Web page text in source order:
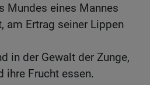
Mundes eines Mannes
am Ertrag seiner Lippen
in der Gewalt der Zunge,
ihre Frucht essen.